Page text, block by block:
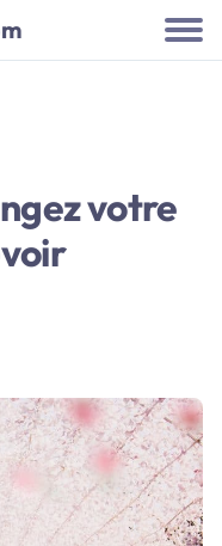
votre